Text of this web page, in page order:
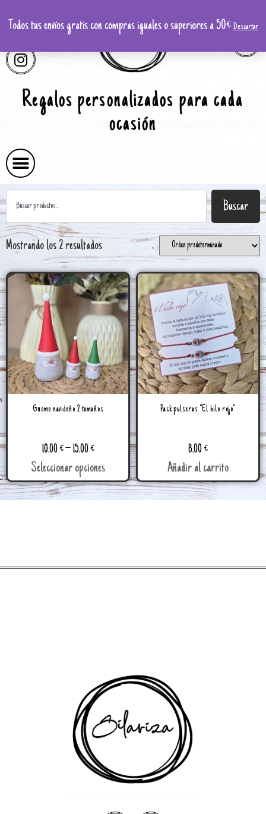
Regalos personalizados para cada
ocasión
Buscar
Mostrando los 2 resultados
Gnomo navideño 2 tamaños
10.00€–15.00€
Seleccionar opciones
Pack pulseras “El hilo rojo”
8.00€
Añadir al carrito
Todos tus envíos gratis con compras iguales o superiores a 50€Descartar